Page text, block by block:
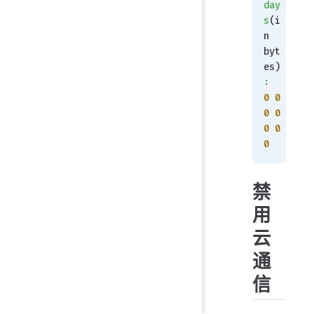
day
s(i
n
byt
es)
:
0 0
0 0
0 0
0
禁
用
云
通
信